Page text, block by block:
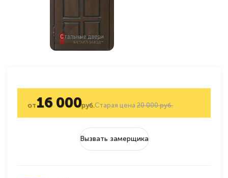
Старая цена20 000 руб.
от16 000руб.
Вызвать замерщика